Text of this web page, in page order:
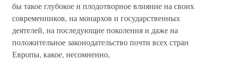
бы такое глубокое и плодотворное влияние на своих
современников, на монархов и государственных
деятелей, на последующие поколения и даже на
положительное законодательство почти всех стран
Европы, какое, несомненно,